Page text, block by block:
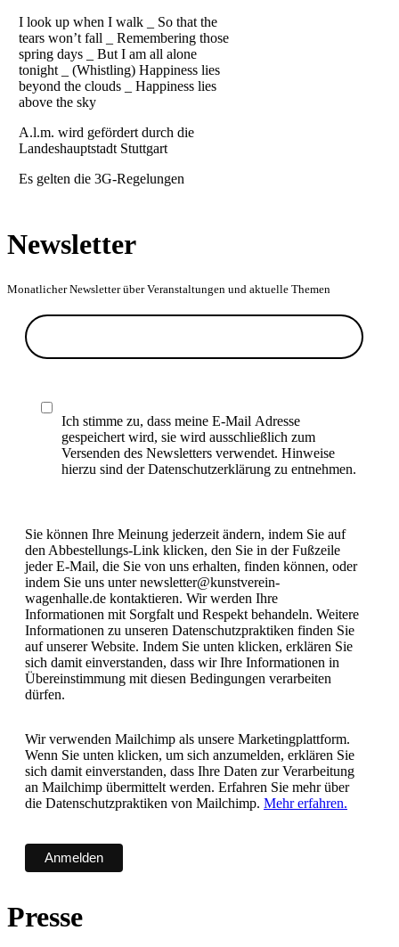
I look up when I walk _ So that the
tears won’t fall _ Remembering those
spring days _ But I am all alone
tonight _ (Whistling) Happiness lies
beyond the clouds _ Happiness lies
above the sky
A.l.m. wird gefördert durch die
Landeshauptstadt Stuttgart
Es gelten die 3G-Regelungen
Newsletter
Monatlicher Newsletter über Veranstaltungen und aktuelle Themen
Ich stimme zu, dass meine E-Mail Adresse
gespeichert wird, sie wird ausschließlich zum
Versenden des Newsletters verwendet. Hinweise
hierzu sind der Datenschutzerklärung zu entnehmen.
Sie können Ihre Meinung jederzeit ändern, indem Sie auf
den Abbestellungs-Link klicken, den Sie in der Fußzeile
jeder E-Mail, die Sie von uns erhalten, finden können, oder
indem Sie uns unter newsletter@kunstverein-
wagenhalle.de kontaktieren. Wir werden Ihre
Informationen mit Sorgfalt und Respekt behandeln. Weitere
Informationen zu unseren Datenschutzpraktiken finden Sie
auf unserer Website. Indem Sie unten klicken, erklären Sie
sich damit einverstanden, dass wir Ihre Informationen in
Übereinstimmung mit diesen Bedingungen verarbeiten
dürfen.
Wir verwenden Mailchimp als unsere Marketingplattform.
Wenn Sie unten klicken, um sich anzumelden, erklären Sie
sich damit einverstanden, dass Ihre Daten zur Verarbeitung
an Mailchimp übermittelt werden. Erfahren Sie mehr über
die Datenschutzpraktiken von Mailchimp. Mehr erfahren.
Presse